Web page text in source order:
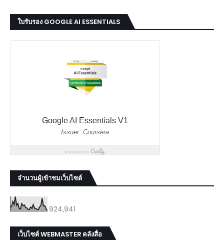
ใบรับรอง GOOGLE AI ESSENTIALS
จำนวนผู้เข้าชมเว็บไซต์
924,941
เว็บไซต์ WEBMASTER คลังสื่อ